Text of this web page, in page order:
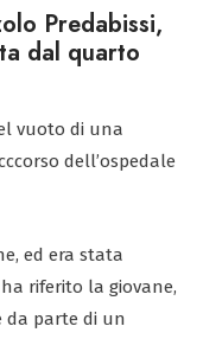
Predabissi,
dal quarto
vuoto di una
dell’ospedale
ed era stata
riferito la giovane,
da parte di un